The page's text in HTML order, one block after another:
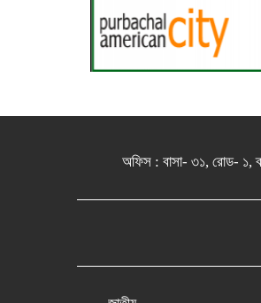
অফিস : বাসা- ৩১, রোড-